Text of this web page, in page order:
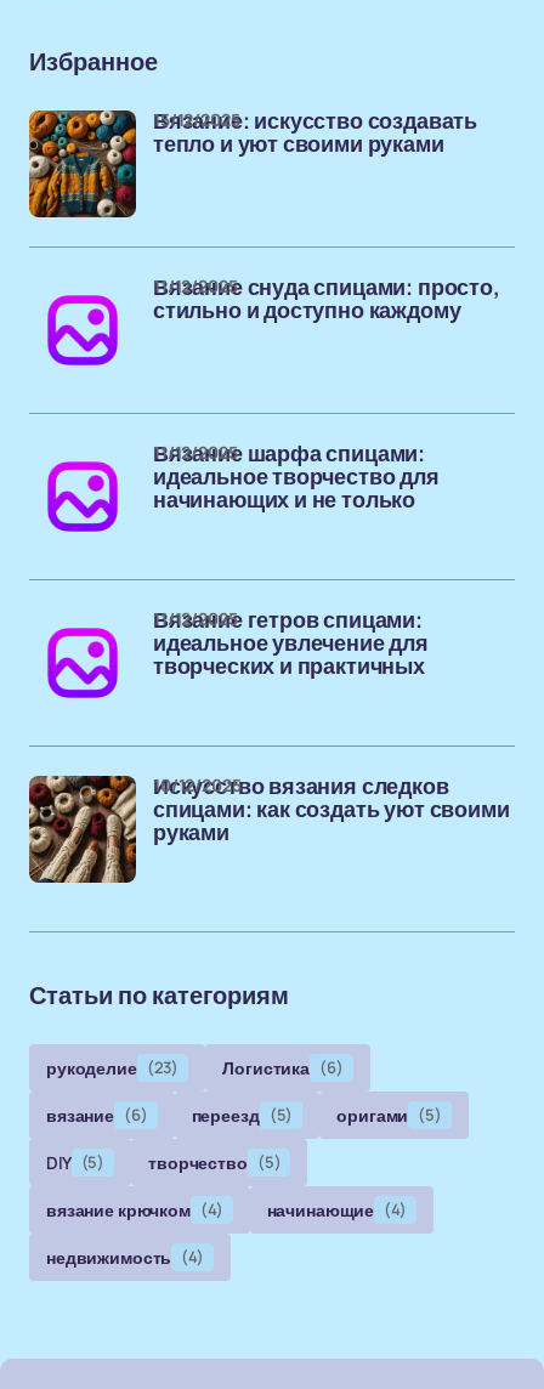
Избранное
Вязание: искусство создавать
тепло и уют своими руками
15/12/2025
Вязание снуда спицами: просто,
стильно и доступно каждому
11/12/2025
Вязание шарфа спицами:
идеальное творчество для
начинающих и не только
11/12/2025
Вязание гетров спицами:
идеальное увлечение для
творческих и практичных
11/12/2025
Искусство вязания следков
спицами: как создать уют своими
руками
10/12/2025
Статьи по категориям
рукоделие (23) Логистика (6)
вязание (6) переезд (5) оригами (5)
DIY (5) творчество (5)
вязание крючком (4) начинающие (4)
недвижимость (4)